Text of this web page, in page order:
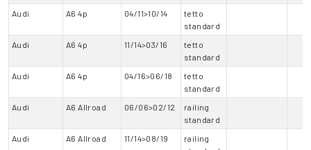
Audi
A6 4p 04/11>10/14
tetto
standard
Audi
A6 4p 11/14>03/16
tetto
standard
Audi
A6 4p 04/16>06/18
tetto
standard
Audi
A6 Allroad 06/06>02/12
railing
standard
Audi
A6 Allroad 11/14>08/19
railing